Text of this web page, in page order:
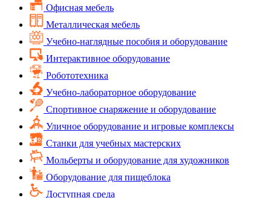
Офисная мебель
Металлическая мебель
Учебно-наглядные пособия и оборудование
Интерактивное оборудование
Робототехника
Учебно-лабораторное оборудование
Спортивное снаряжение и оборудование
Уличное оборудование и игровые комплексы
Cтанки для учебных мастерских
Мольберты и оборудование для художников
Оборудование для пищеблока
Доступная среда